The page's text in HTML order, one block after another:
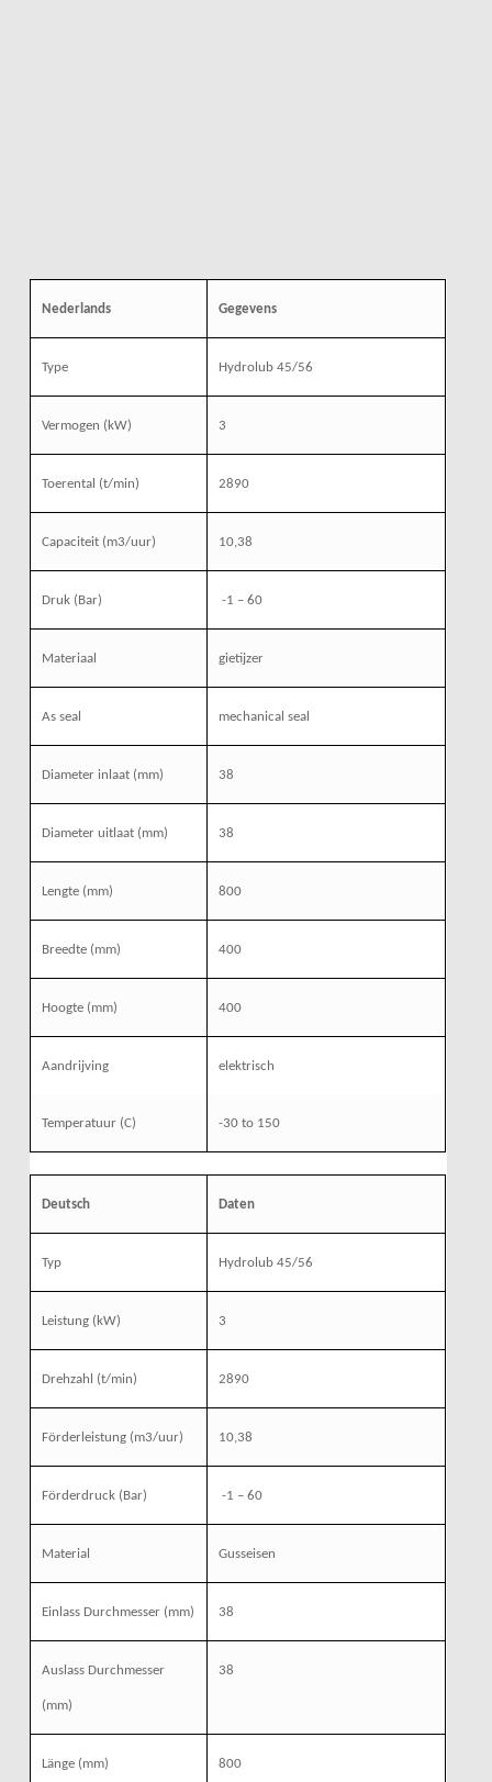
Nederlands Gegevens
Type Hydrolub 45/56
Vermogen (kW) 3
Toerental (t/min) 2890
Capaciteit (m3/uur) 10,38
Druk (Bar) -1 – 60
Materiaal gietijzer
As seal mechanical seal
Diameter inlaat (mm) 38
Diameter uitlaat (mm) 38
Lengte (mm) 800
Breedte (mm) 400
Hoogte (mm) 400
Aandrijving elektrisch
Temperatuur (C) -30 to 150
Deutsch Daten
Typ Hydrolub 45/56
Leistung (kW) 3
Drehzahl (t/min) 2890
Förderleistung (m3/uur) 10,38
Förderdruck (Bar) -1 – 60
Material Gusseisen
Einlass Durchmesser (mm) 38
Auslass Durchmesser
(mm)
38
Länge (mm) 800